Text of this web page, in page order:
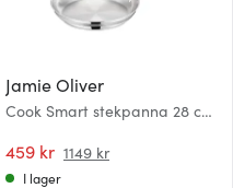
Jamie Oliver
Cook Smart stekpanna 28 cm
459 kr 1149 kr
I lager